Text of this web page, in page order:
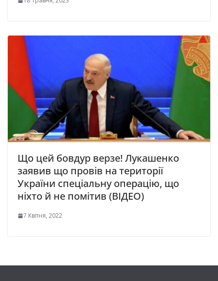
Що цей бовдур верзе! Лукашенко
заявив що провів на території
України спеціальну операцію, що
ніхто й не помітив (ВІДЕО)
7 Квітня, 2022